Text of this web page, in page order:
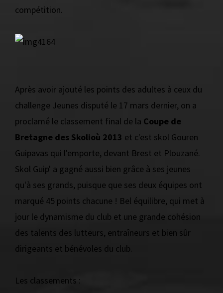
compétition.
Après avoir ajouté les points des adultes à ceux du
challenge Jeunes disputé le 17 mars dernier, on a
proclamé le classement final de la Coupe de
Bretagne des Skolioù 2013 et c'est skol Gouren
Guipavas qui l'emporte, devant Brest et Plouzané.
Skol Guip' a gagné aussi bien grâce à ses jeunes
qu'à ses grands, puisque que ses deux équipes ont
marqué 45 points chacune ! Bel équilibre, qui met à
jour le dynamisme du club et une grande cohésion
des talents des lutteurs, entraîneurs et bien sûr
dirigeants et bénévoles du club.
Les classements :